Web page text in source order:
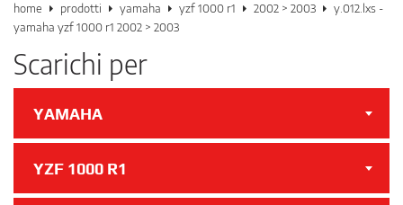
home prodotti yamaha yzf 1000 r1 2002 > 2003
y.012.lxs -
yamaha yzf 1000 r1 2002 > 2003
Scarichi per
YAMAHA
YZF 1000 R1